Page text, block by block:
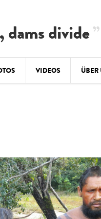
dams divide
BiH:
warnt
2.500
VIDEOS ÜBER